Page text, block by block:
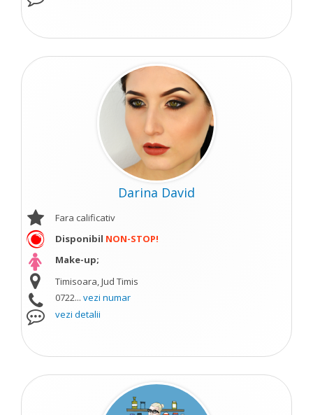
Darina David
Fara calificativ
Disponibil NON-STOP!
Make-up;
Timisoara, Jud Timis
0722... vezi numar
vezi detalii